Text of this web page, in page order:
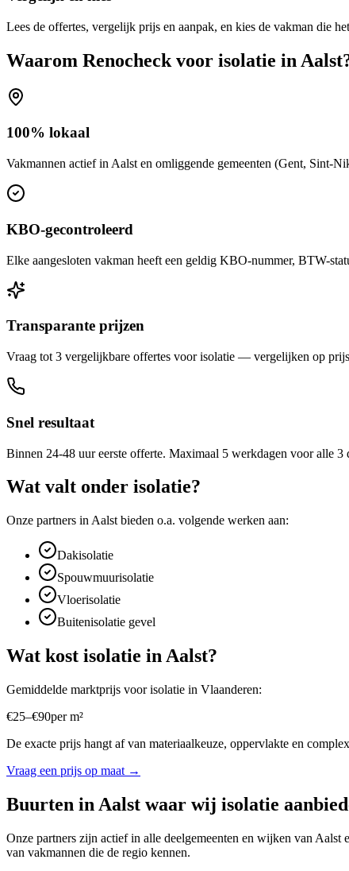
Lees de offertes, vergelijk prijs en aanpak, en kies de vakman die
Waarom Renocheck voor isolatie in Aalst
100% lokaal
Vakmannen actief in Aalst en omliggende gemeenten (Gent, Sint-
KBO-gecontroleerd
Elke aangesloten vakman heeft een geldig KBO-nummer, BTW-
Transparante prijzen
Vraag tot 3 vergelijkbare offertes voor isolatie — vergelijken op
Snel resultaat
Binnen 24-48 uur eerste offerte. Maximaal 5 werkdagen voor alle 3
Wat valt onder isolatie?
Onze partners in Aalst bieden o.a. volgende werken aan:
Dakisolatie
Spouwmuurisolatie
Vloerisolatie
Buitenisolatie gevel
Wat kost isolatie inAalst?
Gemiddelde marktprijs voorisolatie in Vlaanderen:
€25–€90perm²
De exacte prijs hangt af van materiaalkeuze, oppervlakte en
Vraag een prijs op maat →
Buurten in Aalst waar wij isolatie
Onze partners zijn actief in alle deelgemeenten en wijken van Aalst
van vakmannen die de regio kennen.